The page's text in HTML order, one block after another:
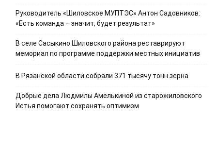
Руководитель «Шиловское МУПТЭС» Антон Садовников:
«Есть команда – значит, будет результат»
В селе Сасыкино Шиловского района реставрируют
мемориал по программе поддержки местных инициатив
В Рязанской области собрали 371 тысячу тонн зерна
Добрые дела Людмилы Амелькиной из старожиловского
Истья помогают сохранять оптимизм